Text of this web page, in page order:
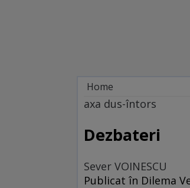
Home
EDITORIALE ȘI OPINII
axa dus-întors
Dezbateri
Sever VOINESCU
Publicat în Dilema